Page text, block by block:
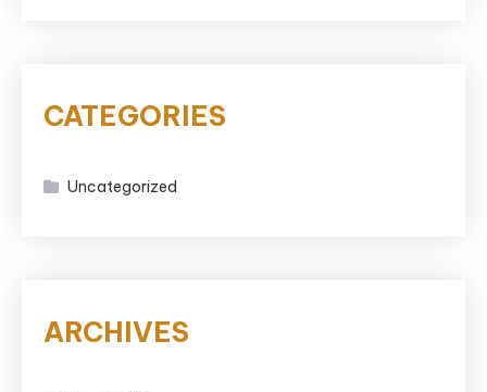
CATEGORIES
Uncategorized
ARCHIVES